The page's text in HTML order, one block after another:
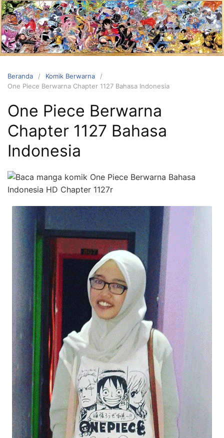
Langsung
ke
konten
Beranda
Komik Berwarna
One Piece Berwarna Chapter 1127 Bahasa Indonesia
One Piece Berwarna
Chapter 1127 Bahasa
Indonesia